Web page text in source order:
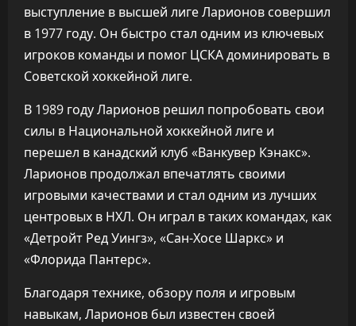
выступление в высшей лиге Ларионов совершил
в 1977 году. Он быстро стал одним из ключевых
игроков команды и помог ЦСКА доминировать в
Советской хоккейной лиге.
В 1989 году Ларионов решил попробовать свои
силы в Национальной хоккейной лиге и
перешел в канадский клуб «Ванкувер Кэнакс».
Ларионов продолжал впечатлять своими
игровыми качествами и стал одним из лучших
центровых в НХЛ. Он играл в таких командах, как
«Детройт Ред Уингз», «Сан-Хосе Шаркс» и
«Флорида Пантерс».
Благодаря технике, обзору поля и игровым
навыкам, Ларионов был известен своей